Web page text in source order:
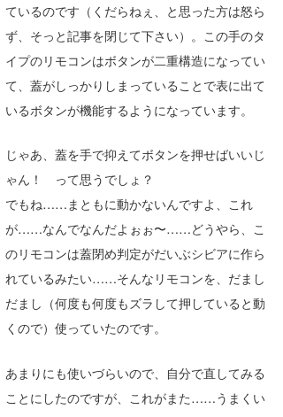
ているのです（くだらねぇ、と思った方は怒ら
ず、そっと記事を閉じて下さい）。この手のタ
イプのリモコンはボタンが二重構造になってい
て、蓋がしっかりしまっていることで表に出て
いるボタンが機能するようになっています。
じゃあ、蓋を手で抑えてボタンを押せばいいじ
ゃん！ って思うでしょ？
でもね……まともに動かないんですよ、これ
が……なんでなんだよぉぉ〜……どうやら、こ
のリモコンは蓋閉め判定がだいぶシビアに作ら
れているみたい……そんなリモコンを、だまし
だまし（何度も何度もズラして押していると動
くので）使っていたのです。
あまりにも使いづらいので、自分で直してみる
ことにしたのですが、これがまた……うまくい
米山予報士
wanda
予報士 hiro.
banpaku
Mr.K
Romisea